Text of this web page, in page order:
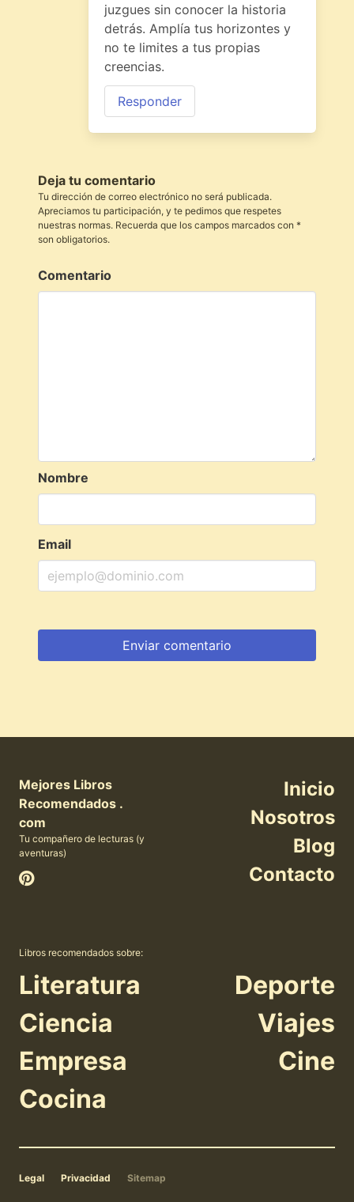
juzgues sin conocer la historia
detrás. Amplía tus horizontes y
no te limites a tus propias
creencias.
Responder
Deja tu comentario
Tu dirección de correo electrónico no será publicada.
Apreciamos tu participación, y te pedimos que respetes
nuestras normas. Recuerda que los campos marcados con *
son obligatorios.
Comentario
Nombre
Email
Mejores Libros
Recomendados .
com
Tu compañero de lecturas (y
aventuras)
Inicio
Nosotros
Blog
Contacto
Libros recomendados sobre:
Literatura
Ciencia
Empresa
Cocina
Deporte
Viajes
Cine
Legal Privacidad Sitemap